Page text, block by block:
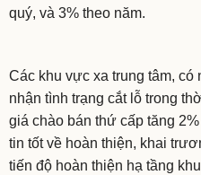
quý, và 3% theo năm.
Các khu vực xa trung tâm, có
nhận tình trạng cắt lỗ trong
giá chào bán thứ cấp tăng
tin tốt về hoàn thiện, khai
tiến độ hoàn thiện hạ tầng